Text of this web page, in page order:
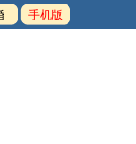
手机版